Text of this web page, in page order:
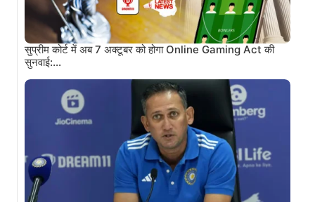
सुप्रीम कोर्ट में अब 7 अक्टूबर को होगा Online Gaming Act की
सुनवाई:…